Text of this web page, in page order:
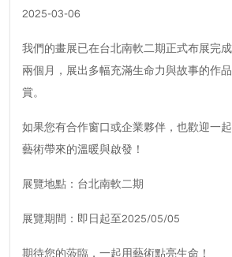
2025-03-06
我們的畫展已在台北南軟二期正式布展完
兩個月，展出多幅充滿生命力與故事的作
賞。
如果您有合作窗口或企業夥伴，也歡迎一
藝術帶來的溫暖與啟發！
展覽地點：台北南軟二期
展覽期間：即日起至2025/05/05
期待您的蒞臨，一起用藝術點亮生命！